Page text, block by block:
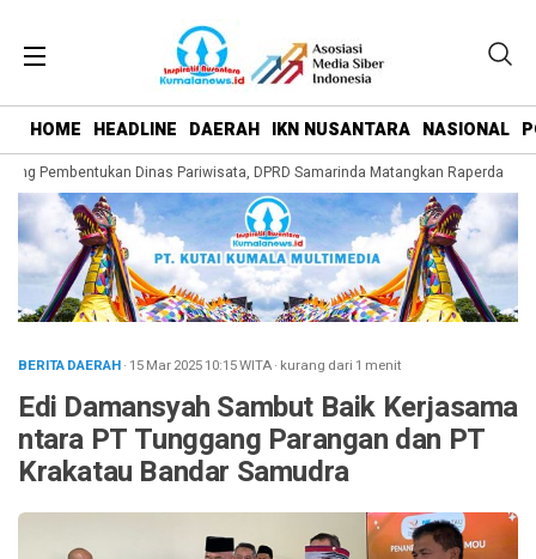
HOME HEADLINE DAERAH IKN NUSANTARA NASIONAL
Pembentukan Dinas Pariwisata, DPRD Samarinda Matangkan Raperda
BERITA DAERAH· 15 Mar 202510:15WITA· kurang dari 1 menit
Edi Damansyah Sambut Baik Kerjasama
ntara PT Tunggang Parangan dan PT
Krakatau Bandar Samudra